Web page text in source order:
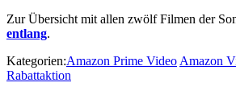
Zur Übersicht mit allen zwölf Filmen der
entlang.
Kategorien:Amazon Prime VideoAmazon
Rabattaktion